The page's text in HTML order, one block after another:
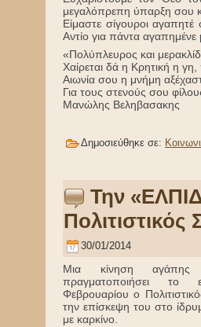
μεγαλόπρεπη ύπαρξη σου
Είμαστε σίγουροι
Αντίο για πάντα
«Πολύπλευρος και
Χαίρεται δά η Κρητική η
Αιωνία σου η μνήμη
Για τους στενούς σου
Μανώλης Βεληβασακης
Δημοσιεύθηκε σε:
Την
30/01/2014
Μια κίνηση
πραγματοποιήσει
Φεβρουαρίου ο
την επίσκεψη του στο
με καρκίνο.